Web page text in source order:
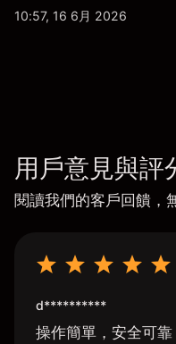
10:57, 16 6月 2026
用戶意見與評
閱讀我們的客戶回饋，
d**********
操作簡單，安全可